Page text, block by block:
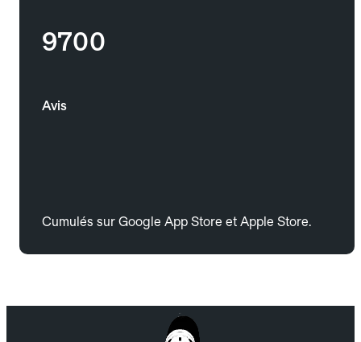
9700
Avis
Cumulés sur Google App Store et Apple Store.